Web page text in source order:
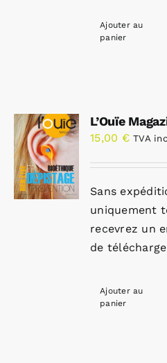
Ajouter au
panier
L’Ouïe
15,00 € TVA
Sans
uniquement
recevrez un
de
Ajouter au
panier